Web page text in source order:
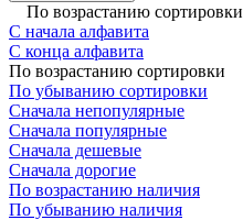
По возрастанию сортировки
С начала алфавита
С конца алфавита
По возрастанию сортировки
По убыванию сортировки
Сначала непопулярные
Сначала популярные
Сначала дешевые
Сначала дорогие
По возрастанию наличия
По убыванию наличия